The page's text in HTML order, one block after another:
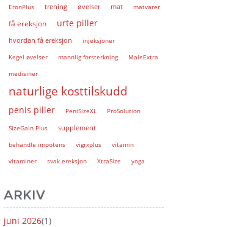
EronPlus trening øvelser mat matvarer
få ereksjon urte piller
hvordan få ereksjon
injeksjoner
Kegel øvelser
mannlig forsterkning
MaleExtra
medisiner
naturlige kosttilskudd
penis piller PeniSizeXL
ProSolution
SizeGain Plus
supplement
behandle impotens vigrxplus
vitamin
vitaminer
svak ereksjon XtraSize yoga
ARKIV
juni 2026(1)